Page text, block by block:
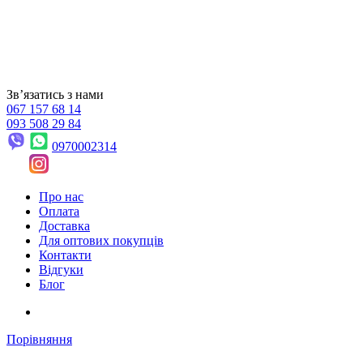
Звʼязатись з нами
067 157 68 14
093 508 29 84
0970002314
Про нас
Оплата
Доставка
Для оптових покупців
Контакти
Відгуки
Блог
Порівняння